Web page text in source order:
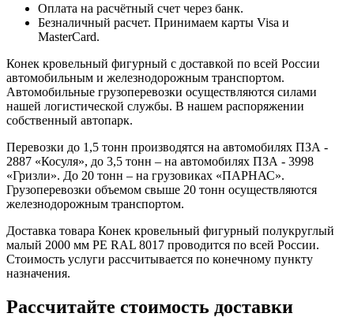
Оплата на расчётный счет через банк.
Безналичный расчет. Принимаем карты Visa и
MasterCard.
Конек кровельный фигурный с доставкой по всей России
автомобильным и железнодорожным транспортом.
Автомобильные грузоперевозки осуществляются силами
нашей логистической службы. В нашем распоряжении
собственный автопарк.
Перевозки до 1,5 тонн производятся на автомобилях ПЗА -
2887 «Косуля», до 3,5 тонн – на автомобилях ПЗА - 3998
«Гризли». До 20 тонн – на грузовиках «ПАРНАС».
Грузоперевозки объемом свыше 20 тонн осуществляются
железнодорожным транспортом.
Доставка товара Конек кровельный фигурный полукруглый
малый 2000 мм PE RAL 8017 проводится по всей России.
Стоимость услуги рассчитывается по конечному пункту
назначения.
Рассчитайте стоимость доставки